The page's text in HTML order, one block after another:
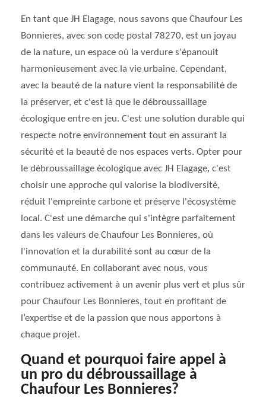
En tant que JH Elagage, nous savons que Chaufour Les
Bonnieres, avec son code postal 78270, est un joyau
de la nature, un espace où la verdure s'épanouit
harmonieusement avec la vie urbaine. Cependant,
avec la beauté de la nature vient la responsabilité de
la préserver, et c'est là que le débroussaillage
écologique entre en jeu. C'est une solution durable qui
respecte notre environnement tout en assurant la
sécurité et la beauté de nos espaces verts. Opter pour
le débroussaillage écologique avec JH Elagage, c'est
choisir une approche qui valorise la biodiversité,
réduit l'empreinte carbone et préserve l'écosystème
local. C'est une démarche qui s'intègre parfaitement
dans les valeurs de Chaufour Les Bonnieres, où
l'innovation et la durabilité sont au cœur de la
communauté. En collaborant avec nous, vous
contribuez activement à un avenir plus vert et plus sûr
pour Chaufour Les Bonnieres, tout en profitant de
l’expertise et de la passion que nous apportons à
chaque projet.
Quand et pourquoi faire appel à
un pro du débroussaillage à
Chaufour Les Bonnieres?